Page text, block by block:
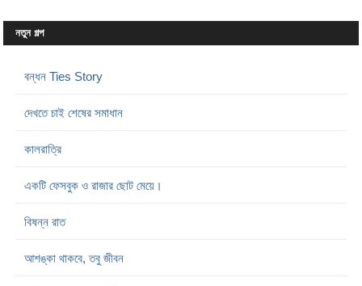
নতুন গল্প
বন্ধন Ties Story
দেখতে চাই শেষের সমাধান
কালরাত্রি
একটি ফেসবুক ও রাজার ছোট মেয়ে।
বিষন্ন রাত
আশঙ্কা থাকবে, তবু জীবন